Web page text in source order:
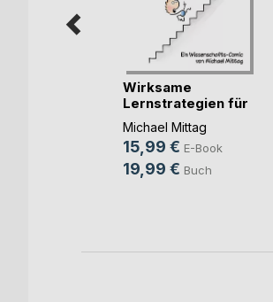
Wirksame
Lernstrategien für
Aufmer(...)
Michael Mittag
15,99 € E-Book
19,99 € Buch